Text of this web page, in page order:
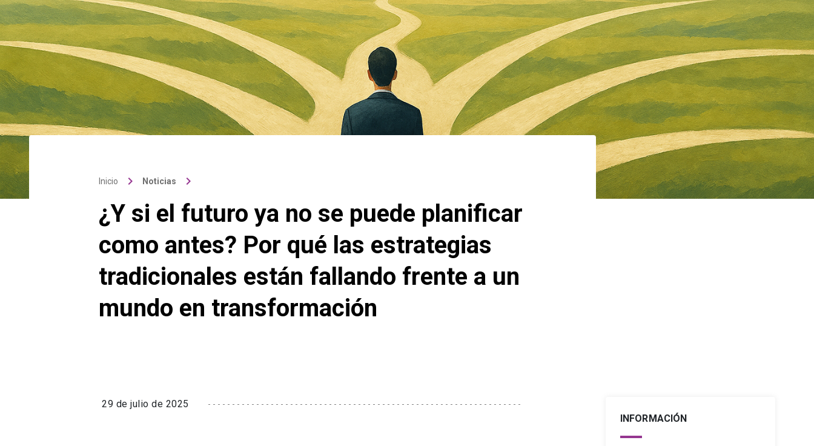
Inicio keyboard_arrow_right Noticias keyboard_arrow_right
¿Y si el futuro ya no se puede planificar
como antes? Por qué las estrategias
tradicionales están fallando frente a un
mundo en transformación
29 de julio de 2025
INFORMACIÓN